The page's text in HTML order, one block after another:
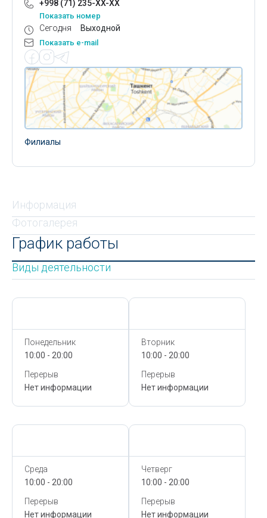
+998 (71) 235-XX-XX
Показать номер
Сегодня Выходной
Показать e-mail
Филиалы
Информация
Фотогалерея
График работы
Виды деятельности
Понедельник
10:00 - 20:00
Перерыв
Нет информации
Вторник
10:00 - 20:00
Перерыв
Нет информации
Среда
10:00 - 20:00
Перерыв
Нет информации
Четверг
10:00 - 20:00
Перерыв
Нет информации